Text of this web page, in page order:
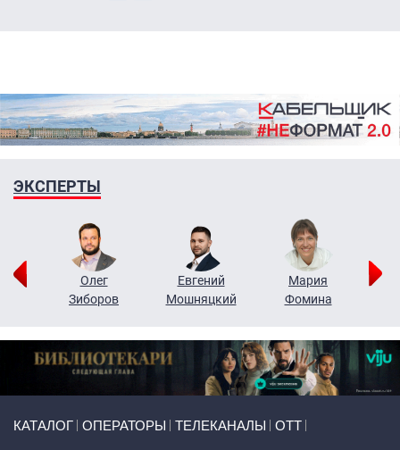
ЭКСПЕРТЫ
Олег
Зиборов
Евгений
Мошняцкий
Мария
Фомина
КАТАЛОГ ОПЕРАТОРЫ ТЕЛЕКАНАЛЫ ОТТ